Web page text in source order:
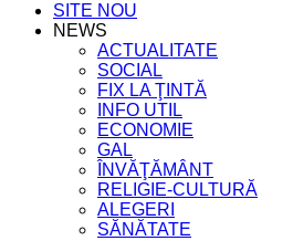
SITE NOU
NEWS
ACTUALITATE
SOCIAL
FIX LA ŢINTĂ
INFO UTIL
ECONOMIE
GAL
ÎNVĂŢĂMÂNT
RELIGIE-CULTURĂ
ALEGERI
SĂNĂTATE